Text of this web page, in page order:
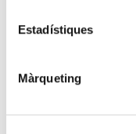
Estadístiques
Màrqueting
Avís
ambiental